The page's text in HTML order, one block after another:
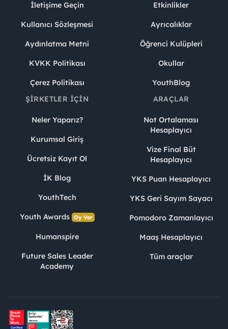
İletişime Geçin
Kullanıcı Sözleşmesi
Aydınlatma Metni
KVKK Politikası
Çerez Politikası
Etkinlikler
Ayrıcalıklar
Öğrenci Kulüpleri
Okullar
YouthBlog
ŞIRKETLER İÇIN
Neler Yaparız?
Kurumsal Giriş
Ücretsiz Kayıt Ol
İK Blog
YouthTech
Youth Awards Oy Ver
Humanspire
Future Sales Leader
Academy
ARAÇLAR
Not Ortalaması
Hesaplayıcı
Vize Final Büt
Hesaplayıcı
YKS Puan Hesaplayıcı
YKS Geri Sayım Sayacı
Pomodoro Zamanlayıcı
Maaş Hesaplayıcı
Tüm araçlar